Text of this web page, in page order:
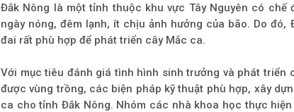
Đắk Nông là một tỉnh thuộc khu vực Tây Nguyên có chế
ngày nóng, đêm lạnh, ít chịu ảnh hưởng của bão. Do
đai rất phù hợp để phát triển cây Mắc ca.
Với mục tiêu đánh giá tình hình sinh trưởng và phát triển
được vùng trồng, các biện pháp kỹ thuật phù hợp, xây
ca cho tỉnh Đắk Nông. Nhóm các nhà khoa học thực